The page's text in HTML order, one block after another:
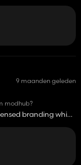
9 maanden geleden
modhub?
branding which
I heard anything
a while ago